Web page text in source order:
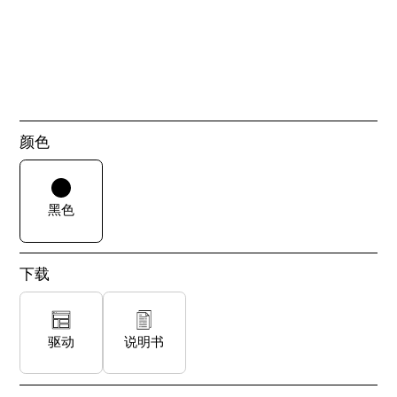
颜色
黑色
下载
驱动 说明书